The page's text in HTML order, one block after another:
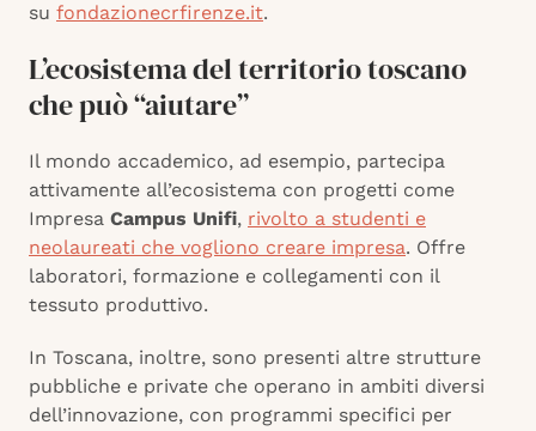
su fondazionecrfirenze.it.
L’ecosistema del territorio toscano
che può “aiutare”
Il mondo accademico, ad esempio, partecipa
attivamente all’ecosistema con progetti come
Impresa Campus Unifi, rivolto a studenti e
neolaureati che vogliono creare impresa. Offre
laboratori, formazione e collegamenti con il
tessuto produttivo.
In Toscana, inoltre, sono presenti altre strutture
pubbliche e private che operano in ambiti diversi
dell’innovazione, con programmi specifici per